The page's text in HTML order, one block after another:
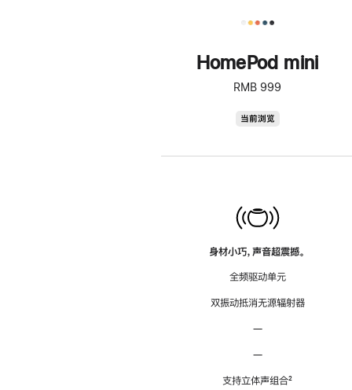
HomePod mini
RMB 999
当前浏览
身材小巧，声音超震撼。
全频驱动单元
双振动抵消无源辐射器
—
—
支持立体声组合脚
²